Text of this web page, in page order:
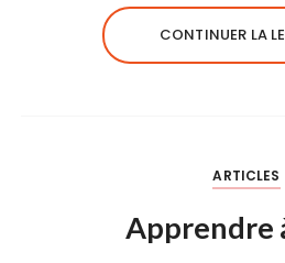
CONTINUER LA
ARTICLES
Apprendre